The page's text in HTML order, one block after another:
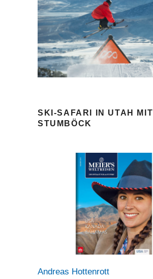
SKI-SAFARI IN UTAH MIT
STUMBÖCK
Andreas Hottenrott